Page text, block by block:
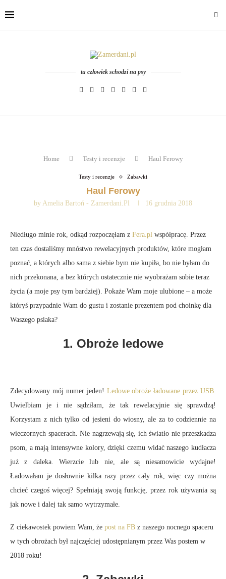
tu człowiek schodzi na psy
Home Testy i recenzje Haul Ferowy
Testy i recenzje Zabawki
Haul Ferowy
by Amelia Bartoń - Zamerdani.pl 16 grudnia 2018
Niedługo minie rok, odkąd rozpoczęłam z Fera.pl współpracę. Przez
ten czas dostaliśmy mnóstwo rewelacyjnych produktów, które mogłam
poznać, a których albo sama z siebie bym nie kupiła, bo nie byłam do
nich przekonana, a bez których ostatecznie nie wyobrażam sobie teraz
życia (a moje psy tym bardziej). Pokaże Wam moje ulubione – a może
któryś przypadnie Wam do gustu i zostanie prezentem pod choinkę dla
Waszego psiaka?
1. Obroże ledowe
Zdecydowany mój numer jeden! Ledowe obroże ładowane przez USB.
Uwielbiam je i nie sądziłam, że tak rewelacyjnie się sprawdzą!
Korzystam z nich tylko od jesieni do wiosny, ale za to codziennie na
wieczornych spacerach. Nie nagrzewają się, ich światło nie przeszkadza
psom, a mają intensywne kolory, dzięki czemu widać naszego kudłacza
już z daleka. Wierzcie lub nie, ale są niesamowicie wydajne!
Ładowałam je dosłownie kilka razy przez cały rok, więc czy można
chcieć czegoś więcej? Spełniają swoją funkcję, przez rok używania są
jak nowe i dalej tak samo wytrzymałe.
Z ciekawostek powiem Wam, że post na FB z naszego nocnego spaceru
w tych obrożach był najczęściej udostępnianym przez Was postem w
2018 roku!